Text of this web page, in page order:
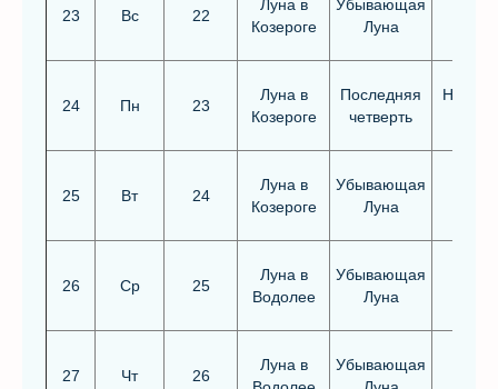
23 Вс 22
Луна в
Козероге
Убывающая
Луна
24 Пн 23
Луна в
Козероге
Последняя
четверть
25 Вт 24
Луна в
Козероге
Убывающая
Луна
26 Ср 25
Луна в
Водолее
Убывающая
Луна
27 Чт 26
Луна в
Убывающая